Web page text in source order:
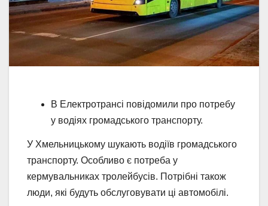
В Електротрансі повідомили про потребу
у водіях громадського транспорту.
У Хмельницькому шукають водіїв громадського
транспорту. Особливо є потреба у
кермувальниках тролейбусів. Потрібні також
люди, які будуть обслуговувати ці автомобілі.